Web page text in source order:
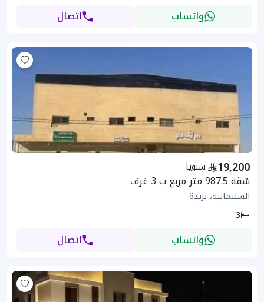
واتساب اتصال
سنوياً 19,200
شقة 987.5 متر مربع ب 3 غرف
السليمانية، بريدة
3
واتساب اتصال